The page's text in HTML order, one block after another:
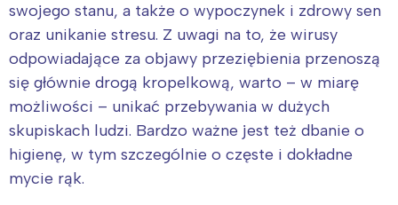
swojego stanu, a także o wypoczynek i zdrowy sen
oraz unikanie stresu. Z uwagi na to, że wirusy
odpowiadające za objawy przeziębienia przenoszą
się głównie drogą kropelkową, warto – w miarę
możliwości – unikać przebywania w dużych
skupiskach ludzi. Bardzo ważne jest też dbanie o
higienę, w tym szczególnie o częste i dokładne
mycie rąk.